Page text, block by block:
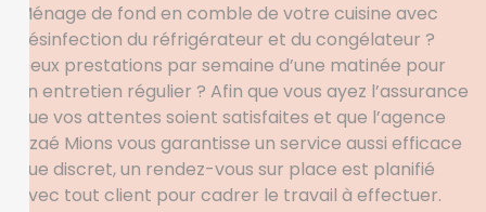
Ménage de fond en comble de votre cuisine avec
désinfection du réfrigérateur et du congélateur ?
Deux prestations par semaine d’une matinée pour
un entretien régulier ? Afin que vous ayez l’assurance
que vos attentes soient satisfaites et que l’agence
Azaé Mions vous garantisse un service aussi efficace
que discret, un rendez-vous sur place est planifié
avec tout client pour cadrer le travail à effectuer.